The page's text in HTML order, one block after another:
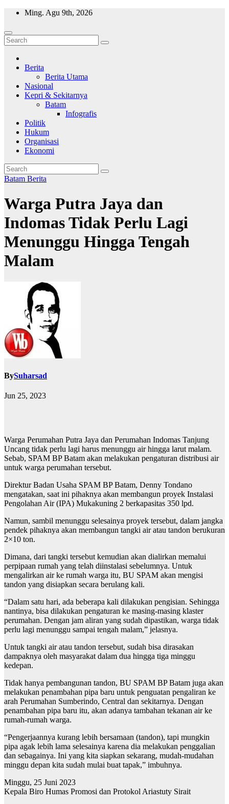
Skip
content
Ming. Agu 9th, 2026
Wajah Batam
CCTV nya kota Batam
Berita
Berita Utama
Nasional
Kepri & Sekitarnya
Batam
Infografis
Politik
Hukum
Organisasi
Ekonomi
Batam Berita
Warga Putra Jaya dan
Indomas Tidak Perlu Lagi
Menunggu Hingga Tengah
Malam
BySuharsad
Jun 25, 2023
Warga Perumahan Putra Jaya dan Perumahan Indomas Tanjung
Uncang tidak perlu lagi harus menunggu air hingga larut malam.
Sebab, SPAM BP Batam akan melakukan pengaturan distribusi air
untuk warga perumahan tersebut.
Direktur Badan Usaha SPAM BP Batam, Denny Tondano
mengatakan, saat ini pihaknya akan membangun proyek Instalasi
Pengolahan Air (IPA) Mukakuning 2 berkapasitas 350 lpd.
Namun, sambil menunggu selesainya proyek tersebut, dalam jangka
pendek pihaknya akan membangun tangki air atau tandon berukuran
2×10 ton.
Dimana, dari tangki tersebut kemudian akan dialirkan memalui
perpipaan rumah yang telah diinstalasi sebelumnya. Untuk
mengalirkan air ke rumah warga itu, BU SPAM akan mengisi
tandon yang disiapkan secara berulang kali.
“Dalam satu hari, ada beberapa kali dilakukan pengisian. Sehingga
nantinya, bisa dilakukan pengaturan ke masing-masing klaster
perumahan. Dengan jam aliran yang sudah dipastikan, warga tidak
perlu lagi menunggu sampai tengah malam,” jelasnya.
Untuk tangki air atau tandon tersebut, sudah bisa dirasakan
dampaknya oleh masyarakat dalam dua hingga tiga minggu
kedepan.
Tidak hanya pembangunan tandon, BU SPAM BP Batam juga akan
melakukan penambahan pipa baru untuk penguatan pengaliran ke
arah Perumahan Sumberindo, Central dan sekitarnya. Dengan
penambahan pipa baru itu, akan adanya tambahan tekanan air ke
rumah-rumah warga.
“Pengerjaannya kurang lebih bersamaan (tandon), tapi mungkin
pipa agak lebih lama selesainya karena dia melakukan penggalian
dan sebagainya. Ini yang kita siapkan sekarang, mudah-mudahan
minggu depan kita sudah mulai buat tapak,” imbuhnya.
Minggu, 25 Juni 2023
Kepala Biro Humas Promosi dan Protokol Ariastuty Sirait